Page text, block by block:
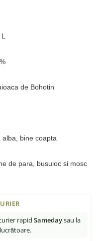
L
de Bohotin
alba, bine coapta
de para, busuioc si mosc
rapid Samedaysau la
lucrătoare.